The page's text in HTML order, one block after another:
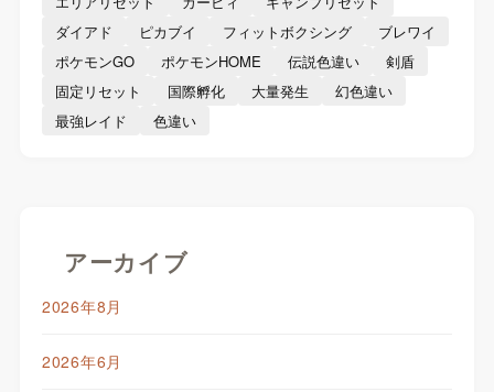
ダイアド
ピカブイ フィットボクシング
ブレワイ
ポケモンGO
ポケモンHOME 伝説色違い
剣盾
固定リセット
国際孵化 大量発生
幻色違い
最強レイド
色違い
アーカイブ
2026年8月
2026年6月